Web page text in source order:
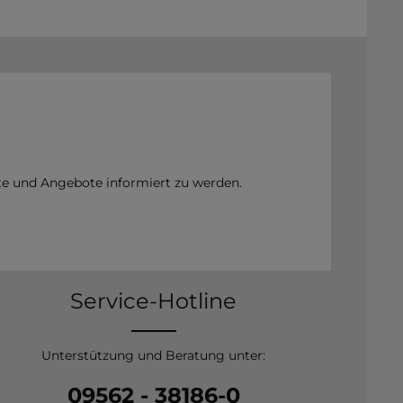
und Angebote informiert zu werden.
Service-Hotline
Unterstützung und Beratung unter:
09562 - 38186-0